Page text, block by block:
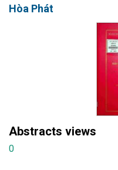
Hòa Phát
Abstracts views
0